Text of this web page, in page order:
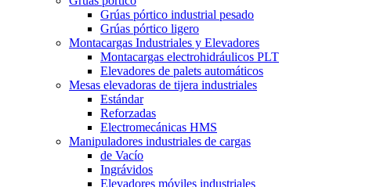
Grúas pórtico industrial pesado
Grúas pórtico ligero
Montacargas Industriales y Elevadores
Montacargas electrohidráulicos PLT
Elevadores de palets automáticos
Mesas elevadoras de tijera industriales
Estándar
Reforzadas
Electromecánicas HMS
Manipuladores industriales de cargas
de Vacío
Ingrávidos
Elevadores móviles industriales